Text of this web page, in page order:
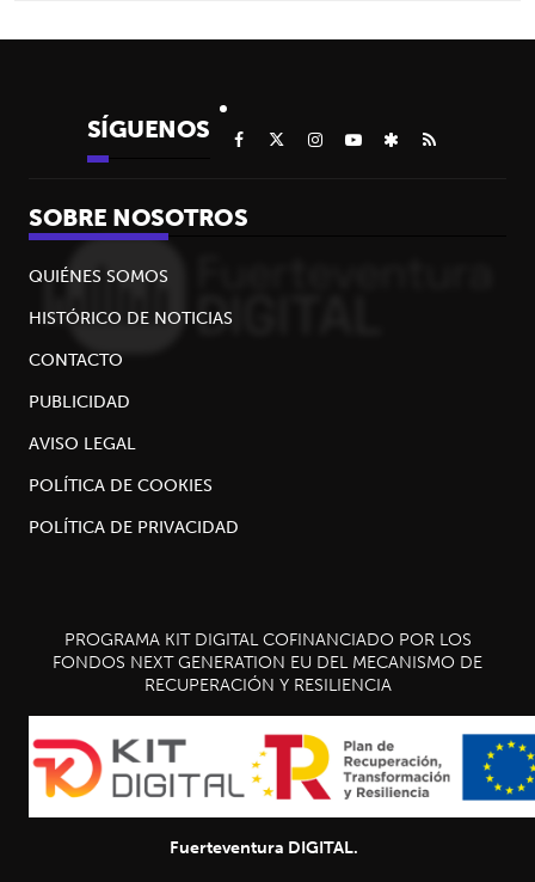
SÍGUENOS
SOBRE NOSOTROS
QUIÉNES SOMOS
HISTÓRICO DE NOTICIAS
CONTACTO
PUBLICIDAD
AVISO LEGAL
POLÍTICA DE COOKIES
POLÍTICA DE PRIVACIDAD
PROGRAMA KIT DIGITAL COFINANCIADO POR LOS
FONDOS NEXT GENERATION EU DEL MECANISMO DE
RECUPERACIÓN Y RESILIENCIA
Fuerteventura DIGITAL.